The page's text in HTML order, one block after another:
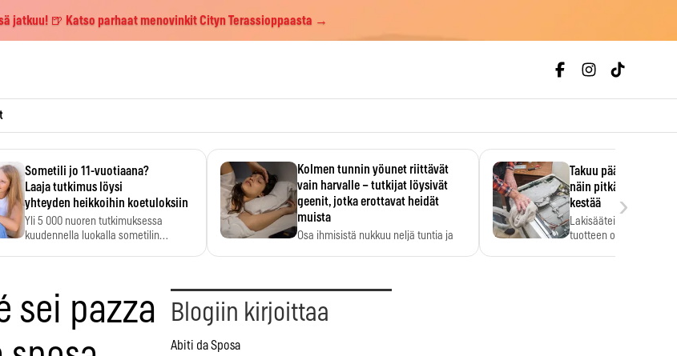
jatkuu! 🍺 Katso parhaat menovinkit Cityn Terassioppaasta →
Sometili jo 11-vuotiaana?
Laaja tutkimus löysi
yhteyden heikkoihin koetuloksiin
Yli 5 000 nuoren tutkimuksessa
kuudennella luokalla sometilin…
Kolmen tunnin yöunet riittävät
vain harvalle – tutkijat löysivät
geenit, jotka erottavat heidät
muista
Osa ihmisistä nukkuu neljä tuntia ja
Takuu päättyi,
näin pitkään
kestää
Lakisääteinen
tuotteen oletetun
›
sei pazza
Blogiin kirjoittaa
Abiti da Sposa